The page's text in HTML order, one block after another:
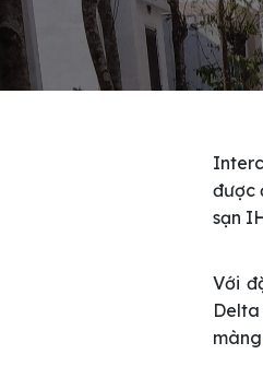
được
sạn
Với